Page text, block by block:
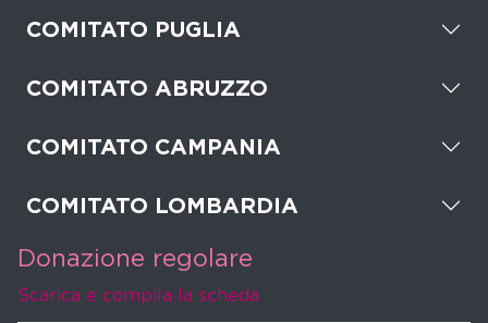
COMITATO PUGLIA
COMITATO ABRUZZO
COMITATO CAMPANIA
COMITATO LOMBARDIA
Donazione regolare
Scarica e compila la scheda